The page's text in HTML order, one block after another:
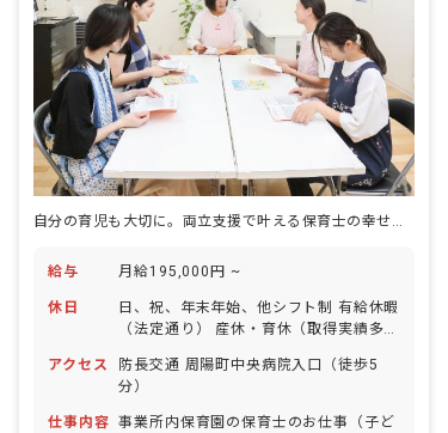
自分の育児も大切に。両立支援で叶える保育士の幸せキャリア
給与 月給195,000円 ~
休日
日、祝、年末年始、他シフト制 有給休暇
（法定通り） 産休・育休（取得実績多
日
アクセス
防長交通 周陽町中央病院入口（徒歩5
分）
仕事内容 事業所内保育園の保育士のお仕事（子ど